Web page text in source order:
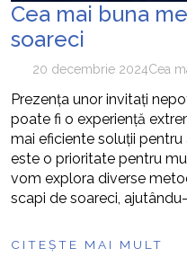
Cea mai buna
soareci
20 decembrie 2024Cea
Prezența unor invitați
poate fi o experiență
mai eficiente soluții
este o prioritate pentru
vom explora diverse
scapi de soareci,
CITEȘTE MAI MULT